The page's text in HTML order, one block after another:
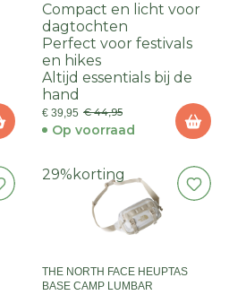
Compact en licht voor
dagtochten
Perfect voor festivals
en hikes
Altijd essentials bij de
hand
€ 39,95 € 44,95
Op voorraad
29% korting
THE NORTH FACE HEUPTAS
BASE CAMP LUMBAR